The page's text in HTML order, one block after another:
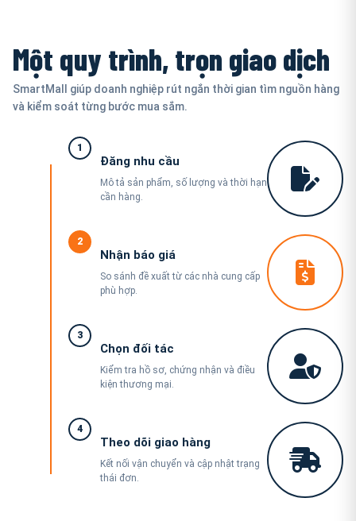
Một quy trình, trọn giao dịch
SmartMall giúp doanh nghiệp rút ngắn thời gian tìm nguồn hàng
và kiểm soát từng bước mua sắm.
1
Đăng nhu cầu
Mô tả sản phẩm, số lượng và thời hạn
cần hàng.
2
Nhận báo giá
So sánh đề xuất từ các nhà cung cấp
phù hợp.
3
Chọn đối tác
Kiểm tra hồ sơ, chứng nhận và điều
kiện thương mại.
4
Theo dõi giao hàng
Kết nối vận chuyển và cập nhật trạng
thái đơn.